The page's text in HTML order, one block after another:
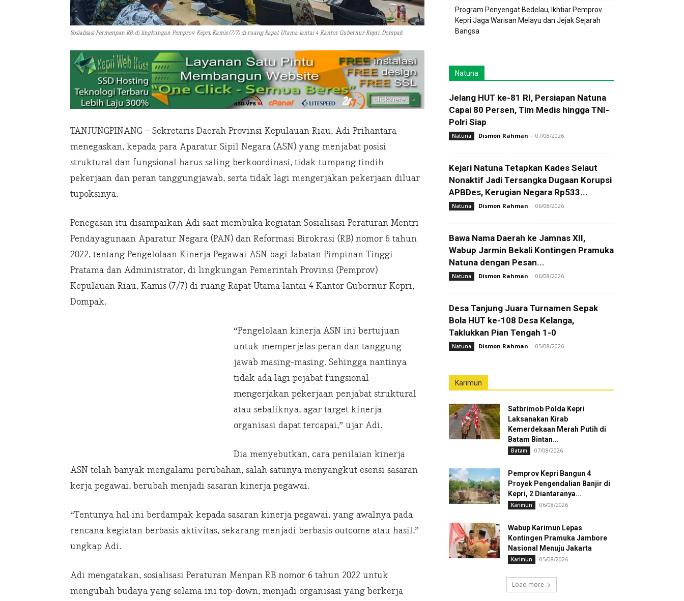
Sosialisasi Permenpan RB, di lingkungan Pemprov Kepri, Kamis (7/7) di ruang Rapat Utama lantai 4 Kantor Gubernur Kepri, Dompak
TANJUNGPINANG – Sekretaris Daerah Provinsi Kepulauan Riau, Adi Prihantara
menegaskan, kepada para Aparatur Sipil Negara (ASN) yang menjabat posisi
struktural dan fungsional harus saling berkoordinasi, tidak tumpang tindih
pekerjaan dan peran tanggungjawab, serta tidak lagi mengerjakan pekerjaan diluar
tupoksinya.
Penegasan itu disampaikan Adi saat membuka kegiatan Sosialisasi Peraturan Mentri
Pendayagunaan Aparatur Negara (PAN) dan Reformasi Birokrasi (RB) nomor 6 tahun
2022, tentang Pengelolaan Kinerja Pegawai ASN bagi Jabatan Pimpinan Tinggi
Pratama dan Administrator, di lingkungan Pemerintah Provinsi (Pemprov)
Kepulauan Riau, Kamis (7/7) di ruang Rapat Utama lantai 4 Kantor Gubernur Kepri,
Dompak.
“Pengelolaan kinerja ASN ini bertujuan
untuk memperjelas peran dan tanggung
jawab masing-masing. Sehingga nantinya
tidak ada lagi pejabat fungsional
mengerjakan pekerjaan penjabat struktural
atau sebaliknya, agar target kinerja
organisasi dapat tercapai,” ujar Adi.
Dia menyebutkan, cara penilaian kinerja
ASN telah banyak mengalami perubahan, salah satunya menyangkut esensi sasaran
kerja pegawai, berubah menjadi sasaran kinerja pegawai.
“Tentunya hal ini berdampak kepada sasaran kinerja pegawai, yang awalnya pada
rencana kegiatan berbasis aktivitas, sekarang menjadi berbasis outcome atau hasil,”
ungkap Adi.
Adi mengatakan, sosialisasi Peraturan Menpan RB nomor 6 tahun 2022 untuk
mengubah budaya yang selama ini top-down, menjadi organisasi yang berkerja
Program Penyengat Bedelau, Ikhtiar Pemprov
Kepri Jaga Warisan Melayu dan Jejak Sejarah
Bangsa
Natuna
Jelang HUT ke-81 RI, Persiapan Natuna
Capai 80 Persen, Tim Medis hingga TNI-
Polri Siap
Natuna Dismon Rahman - 07/08/2026
Kejari Natuna Tetapkan Kades Selaut
Nonaktif Jadi Tersangka Dugaan Korupsi
APBDes, Kerugian Negara Rp533...
Natuna Dismon Rahman - 06/08/2026
Bawa Nama Daerah ke Jamnas XII,
Wabup Jarmin Bekali Kontingen Pramuka
Natuna dengan Pesan...
Natuna Dismon Rahman - 06/08/2026
Desa Tanjung Juara Turnamen Sepak
Bola HUT ke-108 Desa Kelanga,
Taklukkan Pian Tengah 1-0
Natuna Dismon Rahman - 05/08/2026
Karimun
Satbrimob Polda Kepri
Laksanakan Kirab
Kemerdekaan Merah Putih di
Batam Bintan...
Batam 07/08/2026
Pemprov Kepri Bangun 4
Proyek Pengendalian Banjir di
Kepri, 2 Diantaranya...
Karimun 06/08/2026
Wabup Karimun Lepas
Kontingen Pramuka Jambore
Nasional Menuju Jakarta
Karimun 05/08/2026
Load more